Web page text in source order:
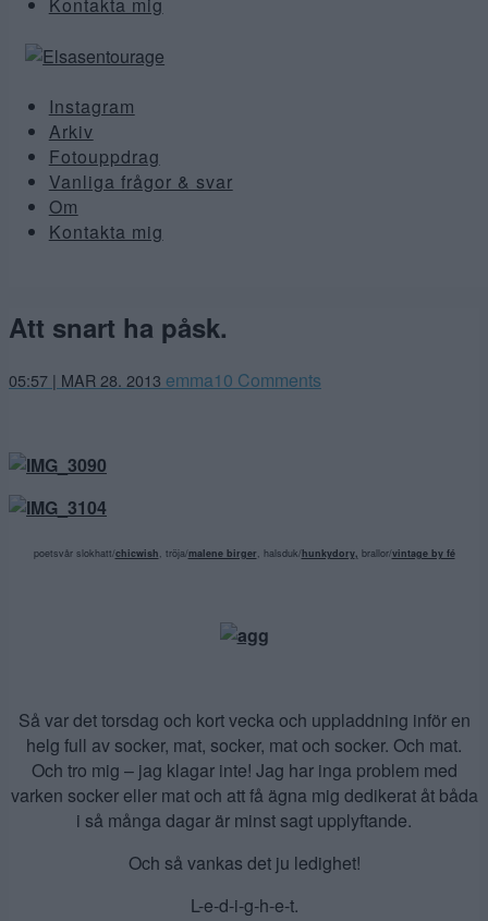
Kontakta mig
Instagram
Arkiv
Fotouppdrag
Vanliga frågor & svar
Om
Kontakta mig
Att snart ha påsk.
05:57 | MAR 28. 2013 emma10 Comments
poetsvår slokhatt/chicwish, tröja/malene birger, halsduk/hunkydory, brallor/vintage by fé
Så var det torsdag och kort vecka och uppladdning inför en
helg full av socker, mat, socker, mat och socker. Och mat.
Och tro mig – jag klagar inte! Jag har inga problem med
varken socker eller mat och att få ägna mig dedikerat åt båda
i så många dagar är minst sagt upplyftande.
Och så vankas det ju ledighet!
L-e-d-i-g-h-e-t.